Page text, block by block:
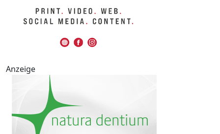
Anzeige